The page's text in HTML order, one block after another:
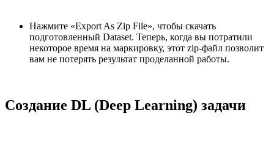
Нажмите «Export As Zip File», чтобы скачать
подготовленный Dataset. Теперь, когда вы потратили
некоторое время на маркировку, этот zip-файл позволит
вам не потерять результат проделанной работы.
Создание DL (Deep Learning) задачи